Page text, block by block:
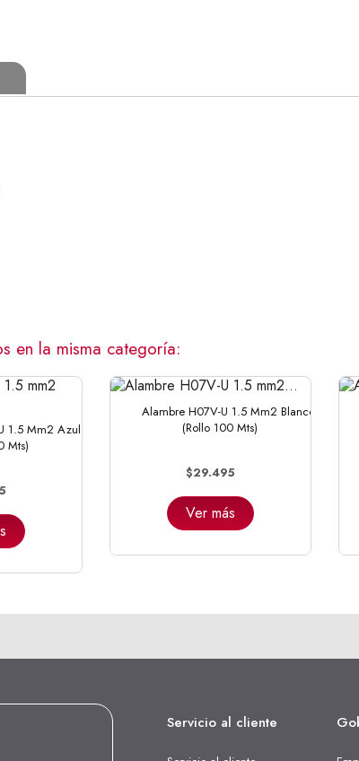
en la misma categoría:
1.5 Mm2 Azul
Mts)
Alambre H07V-U 1.5 Mm2 Blanco
(Rollo 100 Mts)
$29.495
Ver más
Servicio al cliente